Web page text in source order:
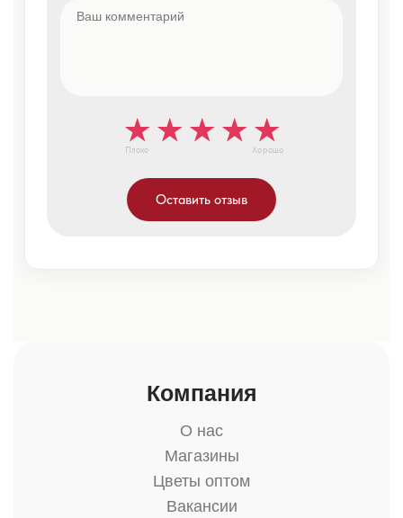
Плохо Хорошо
Оставить отзыв
Компания
О нас
Магазины
Цветы оптом
Вакансии